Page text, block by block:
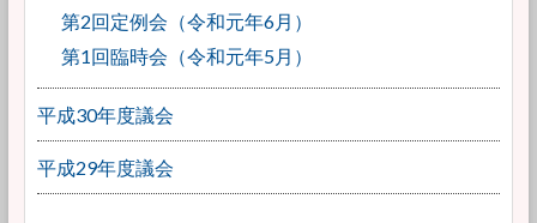
第2回定例会（令和元年6月）
第1回臨時会（令和元年5月）
平成30年度議会
平成29年度議会